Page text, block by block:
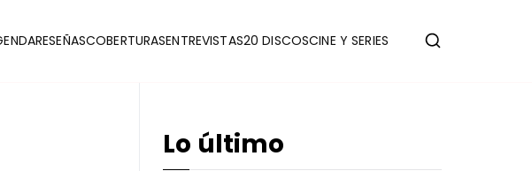
RESEÑASCOBERTURASENTREVISTAS20 DISCOSCINE Y SERIES
Lo último